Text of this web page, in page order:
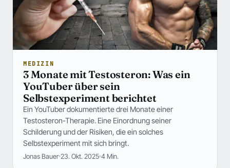
MEDIZIN
3 Monate mit Testosteron: Was ein
YouTuber über sein
Selbstexperiment berichtet
Ein YouTuber dokumentierte drei Monate einer
Testosteron-Therapie. Eine Einordnung seiner
Schilderung und der Risiken, die ein solches
Selbstexperiment mit sich bringt.
Jonas Bauer 23. Okt. 2025 4 Min.